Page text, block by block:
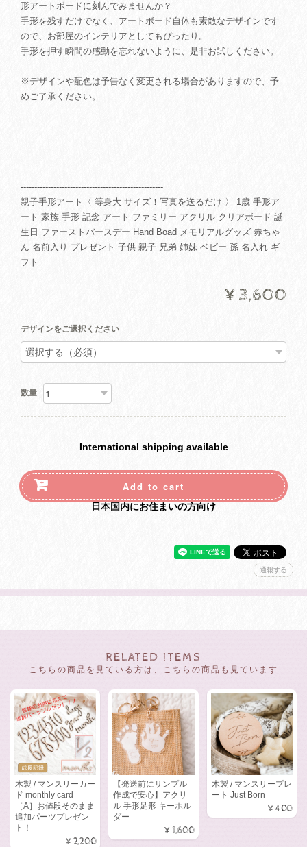
形アートボードに刻んでみませんか？
手形を残すだけでなく、アートボード自体も素敵なデザインです
ので、お部屋のインテリアとしてもぴったり。
手形を押す瞬間の感動を忘れないように、是非お試しください。
※デザインや配色は予告なく変更される場合がありますので、予
めご了承ください。
----------------------------------------------------
親子手形アート〈 等身大 サイズ！写真を送るだけ 〉 1歳 手形ア
ート 家族 手形 記念 アート ファミリー アクリル クリアボード 誕
生日 ファーストバースデー Hand Boad メモリアルグッズ 赤ちゃ
ん 名前入り プレゼント 子供 親子 兄弟 姉妹 ベビー 孫 名入れ ギ
フト
¥3,600
デザインをご選択ください
数量
International shipping available
Add to cart
日本国内にお住まいの方向け
通報する
RELATED ITEMS
こちらの商品を見ている方は、こちらの商品も見ています
木製 / マンスリーカー
ド monthly card
［A］お値段そのまま
追加パーツプレゼン
ト！
¥2,200
【発送前にサンプル
作成で安心】アクリ
ル 手形足形 キーホル
ダー
¥1,600
木製 / マンスリープレ
ート Just Born
¥400